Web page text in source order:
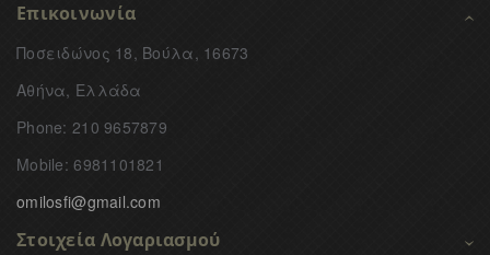
Επικοινωνία
Ποσειδώνος 18, Βούλα, 16673
Αθήνα, Ελλάδα
Phone: 210 9657879
Mobile: 6981101821
omilosfi@gmail.com
Στοιχεία Λογαριασμού